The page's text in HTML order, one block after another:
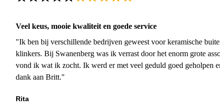
Veel keus, mooie kwaliteit en goede service
"Ik ben bij verschillende bedrijven geweest voor keramische
klinkers. Bij Swanenberg was ik verrast door het enorm grote
vond ik wat ik zocht. Ik werd er met veel geduld goed geholpen
dank aan Britt."
Rita